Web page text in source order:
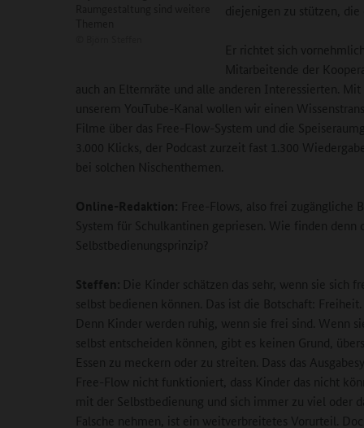
diejenigen zu stützen, die
Er richtet sich
Mitarbeitende der
auch an Elternräte und alle anderen Interessierten.
unserem YouTube-Kanal wollen wir einen
Filme über das Free-Flow-System und die
3.000 Klicks, der Podcast zurzeit fast 1.300
bei solchen Nischenthemen.
Online-Redaktion: Free-Flows, also frei zugängliche
System für Schulkantinen gepriesen. Wie finden denn
Selbstbedienungsprinzip?
Steffen: Die Kinder schätzen das sehr, wenn sie sich
selbst bedienen können. Das ist die Botschaft: Freiheit.
Denn Kinder werden ruhig, wenn sie frei sind. Wenn
selbst entscheiden können, gibt es keinen Grund, übers
Essen zu meckern oder zu streiten. Dass das
Free-Flow nicht funktioniert, dass Kinder das nicht
mit der Selbstbedienung und sich immer zu viel oder
Falsche nehmen, ist ein weitverbreitetes Vorurteil.